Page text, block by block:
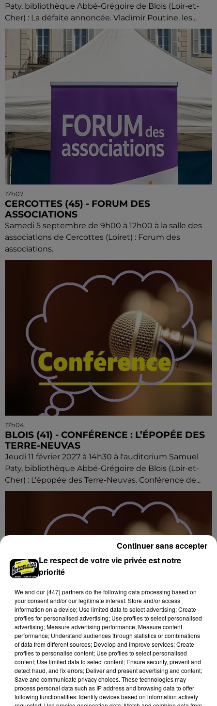
Paty, bibliothèque Abbé-Grégoire de Blois (Loir-et-
Cher) : La défaite annoncée. Vladimir Poutine, les...
17h07
CERCOTTES (45) - FORUM DES
ASSOCIATIONS
Samedi 5 septembre de 9h00 à 12h00 à la salle des
associations de Cercottes (Loiret) : Forum des
associations.
17h04
BLOIS (41) - CONFÉRENCE : L’ÉPOPÉE DES
TERRE-NEUVAS
Jeudi 11 février 2027 à 14h30 à l'auditorium Samuel
Paty, bibliothèque Abbé-Grégoire de Blois (Loir-et-
Cher) : L’épopée des Terre-Neuvas. Conférence de...
17h02
BLOIS (41) - CONFÉRENCE : « SOYEZ
MAUDITS ! »
Jeudi 4 février 2027 à 14h30 à l'auditorium Samuel
Paty, bibliothèque Abbé-Grégoire de Blois (Loir-et-
Le respect de votre vie privée est notre
priorité
We and our (447) partnersdo the following data processing based on
your consent and/or our legitimate interest: Store and/or access
information on a device; Use limited data to select advertising; Create
profiles for personalised advertising; Use profiles to select personalised
advertising; Measure advertising performance; Measure content
performance; Understand audiences through statistics or combinations
of data from different sources; Develop and improve services; Create
profiles to personalise content; Use profiles to select personalised
content; Use limited data to select content; Ensure security, prevent and
detect fraud, and fix errors; Deliver and present advertising and content;
Save and communicate privacy choices. These technologies may
process personal data such as IP address and browsing data to offer
following functionalities: Identify devices based on information actively
Continuer sans accepter